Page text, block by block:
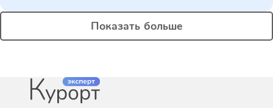
Показать больше